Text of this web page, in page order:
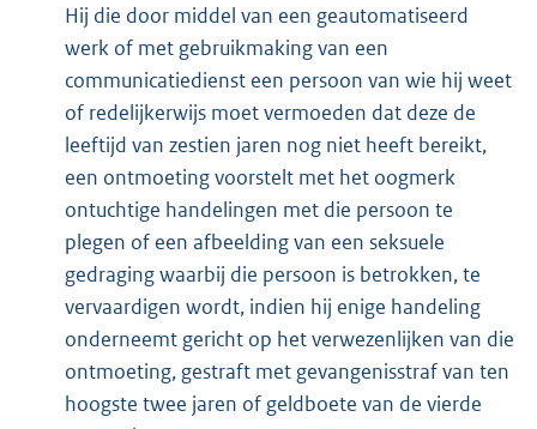
Hij die door middel van een geautomatiseerd
werk of met gebruikmaking van een
communicatiedienst een persoon van wie hij weet
of redelijkerwijs moet vermoeden dat deze de
leeftijd van zestien jaren nog niet heeft bereikt,
een ontmoeting voorstelt met het oogmerk
ontuchtige handelingen met die persoon te
plegen of een afbeelding van een seksuele
gedraging waarbij die persoon is betrokken, te
vervaardigen wordt, indien hij enige handeling
onderneemt gericht op het verwezenlijken van die
ontmoeting, gestraft met gevangenisstraf van ten
hoogste twee jaren of geldboete van de vierde